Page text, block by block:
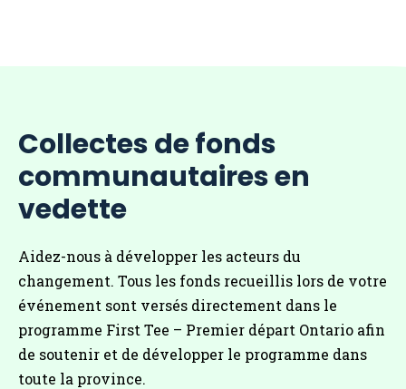
Collectes de fonds
communautaires en
vedette
Aidez-nous à développer les acteurs du
changement. Tous les fonds recueillis lors de votre
événement sont versés directement dans le
programme First Tee – Premier départ Ontario afin
de soutenir et de développer le programme dans
toute la province.